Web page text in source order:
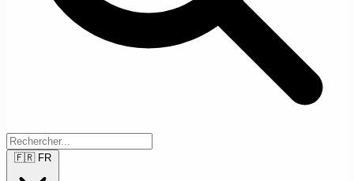
🇫🇷 FR